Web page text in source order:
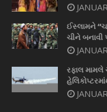
ઈસ્લામને
ચીને બનાવી
રફાલ મામલે